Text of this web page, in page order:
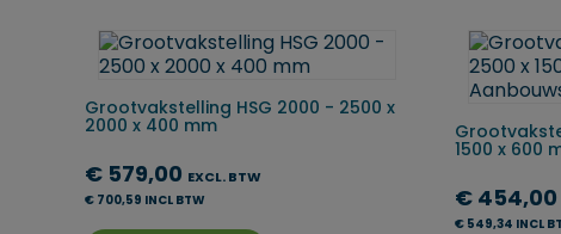
Grootvakstelling HSG 2000 - 2500 x
2000 x 400 mm
€ 579,00 EXCL. BTW
€ 700,59 INCL BTW
1500 x 600
€ 454,00
€ 549,34 INCL